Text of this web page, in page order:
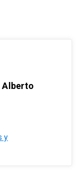
Alberto
y